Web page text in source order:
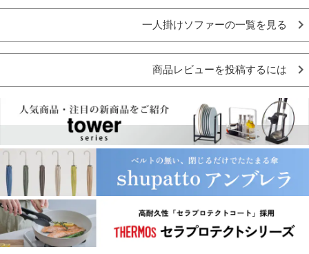
一人掛けソファーの一覧を見る
商品レビューを投稿するには